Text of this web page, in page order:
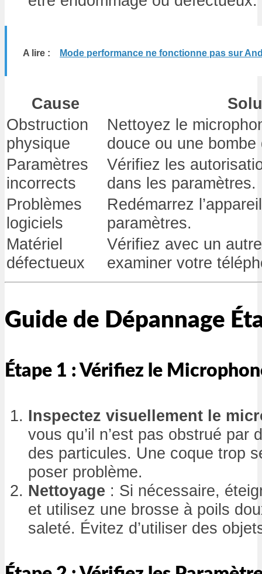
A lire : Mode performance ne fonctionne pas sur
Cause
Obstruction
physique
Nettoyez le
douce ou une bombe
Paramètres
incorrects
Vérifiez les
dans les paramètres.
Problèmes
logiciels
Redémarrez
paramètres.
Matériel
défectueux
Vérifiez avec un
examiner votre
Guide de Dépannage
Étape 1 : Vérifiez le
Inspectez visuellement le
vous qu’il n’est pas obstrué par
des particules. Une coque trop
poser problème.
Nettoyage : Si nécessaire,
et utilisez une brosse à poils
saleté. Évitez d’utiliser des